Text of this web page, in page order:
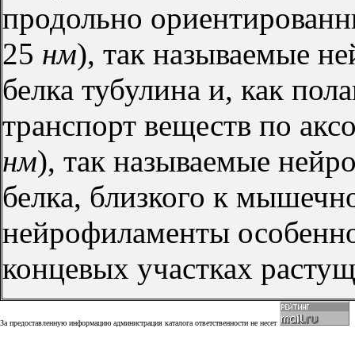
продольно
25 нм), так называемые
белка тубулина и, как
транспорт веществ по
нм), так называемые
белка, близкого к
нейрофиламенты
концевых участках
За предоставленную информацию администрация каталога ответственности не несет